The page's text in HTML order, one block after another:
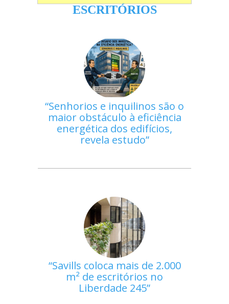
ESCRITÓRIOS
Senhorios e inquilinos são o
maior obstáculo à eficiência
energética dos edifícios,
revela estudo
Savills coloca mais de 2.000
m² de escritórios no
Liberdade 245